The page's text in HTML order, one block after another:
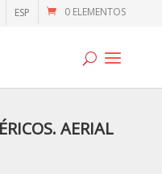
0 ELEMENTOS
ESP
AERIAL